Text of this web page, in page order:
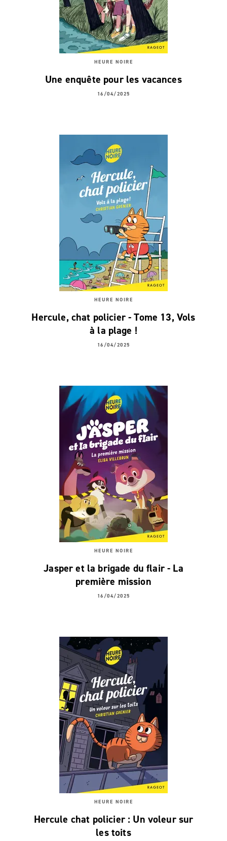
HEURE NOIRE
Une enquête pour les vacances
16/04/2025
HEURE NOIRE
Hercule, chat policier - Tome 13, Vols
à la plage !
16/04/2025
HEURE NOIRE
Jasper et la brigade du flair - La
première mission
16/04/2025
HEURE NOIRE
Hercule chat policier : Un voleur sur
les toits